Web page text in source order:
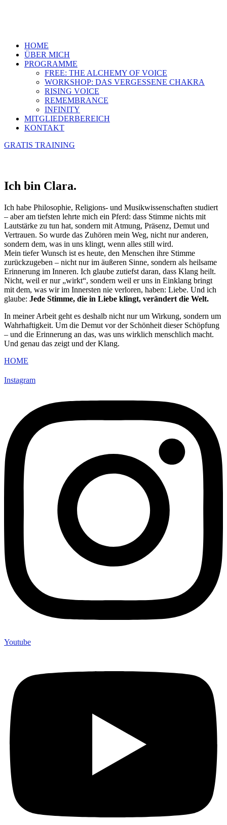
HOME
ÜBER MICH
PROGRAMME
FREE: THE ALCHEMY OF VOICE
WORKSHOP: DAS VERGESSENE CHAKRA
RISING VOICE
REMEMBRANCE
INFINITY
MITGLIEDERBEREICH
KONTAKT
GRATIS TRAINING
Ich bin Clara.
Ich habe Philosophie, Religions- und Musikwissenschaften studiert
– aber am tiefsten lehrte mich ein Pferd: dass Stimme nichts mit
Lautstärke zu tun hat, sondern mit Atmung, Präsenz, Demut und
Vertrauen. So wurde das Zuhören mein Weg, nicht nur anderen,
sondern dem, was in uns klingt, wenn alles still wird.
Mein tiefer Wunsch ist es heute, den Menschen ihre Stimme
zurückzugeben – nicht nur im äußeren Sinne, sondern als heilsame
Erinnerung im Inneren. Ich glaube zutiefst daran, dass Klang heilt.
Nicht, weil er nur „wirkt“, sondern weil er uns in Einklang bringt
mit dem, was wir im Innersten nie verloren, haben: Liebe. Und ich
glaube: Jede Stimme, die in Liebe klingt, verändert die Welt.
In meiner Arbeit geht es deshalb nicht nur um Wirkung, sondern um
Wahrhaftigkeit. Um die Demut vor der Schönheit dieser Schöpfung
– und die Erinnerung an das, was uns wirklich menschlich macht.
Und genau das zeigt und der Klang.
HOME
Instagram
Youtube